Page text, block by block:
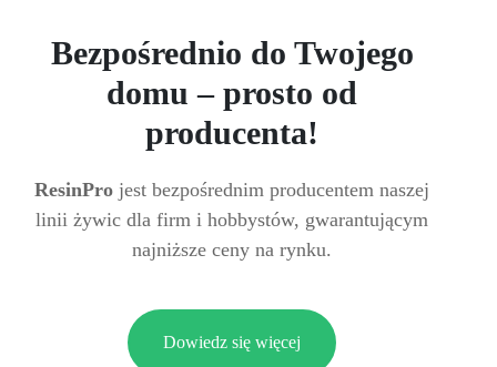
Bezpośrednio do Twojego
domu – prosto od
producenta!
ResinPro jest bezpośrednim producentem naszej
linii żywic dla firm i hobbystów, gwarantującym
najniższe ceny na rynku.
Dowiedz się więcej